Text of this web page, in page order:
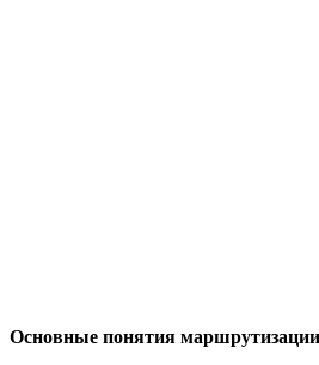
Основные понятия маршрутизации